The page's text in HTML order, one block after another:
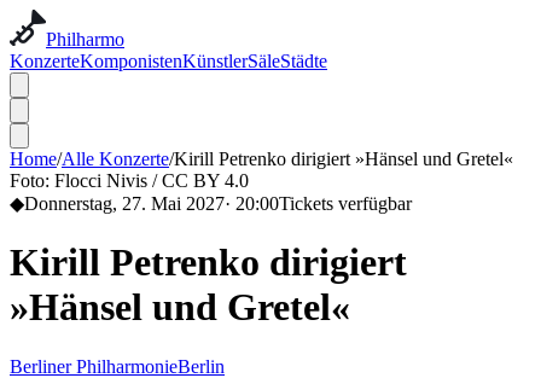
Philharmo
KonzerteKomponistenKünstlerSäleStädte
Home/Alle Konzerte/Kirill Petrenko dirigiert »Hänsel und Gretel«
Foto: Flocci Nivis / CC BY 4.0
◆Donnerstag, 27. Mai 2027· 20:00Tickets verfügbar
Kirill Petrenko dirigiert
»Hänsel und Gretel«
Berliner PhilharmonieBerlin